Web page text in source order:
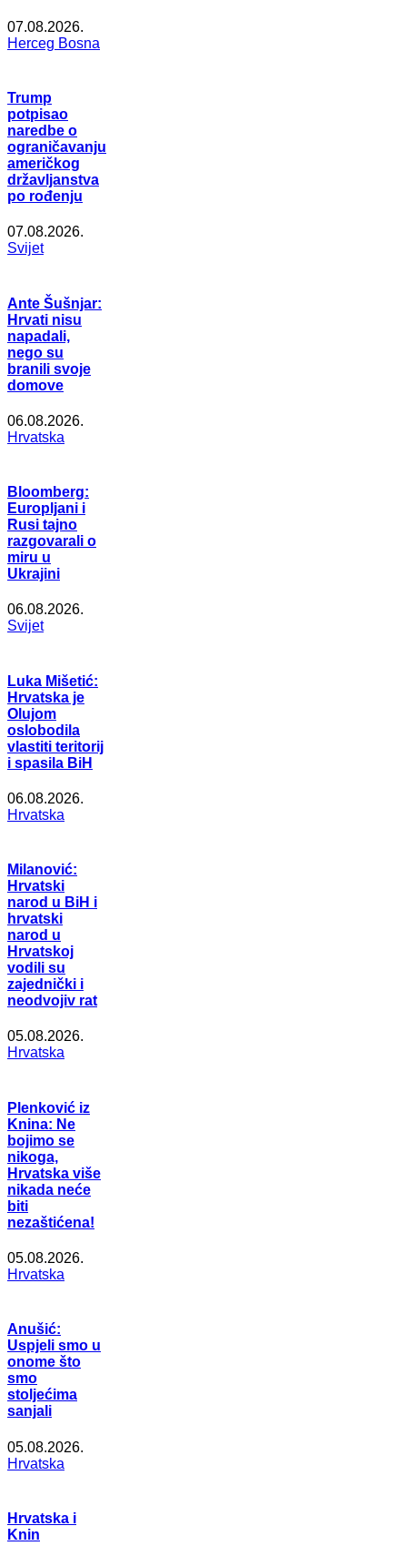
07.08.2026.
Herceg Bosna
Trump
potpisao
naredbe o
ograničavanju
američkog
državljanstva
po rođenju
07.08.2026.
Svijet
Ante Šušnjar:
Hrvati nisu
napadali,
nego su
branili svoje
domove
06.08.2026.
Hrvatska
Bloomberg:
Europljani i
Rusi tajno
razgovarali o
miru u
Ukrajini
06.08.2026.
Svijet
Luka Mišetić:
Hrvatska je
Olujom
oslobodila
vlastiti teritorij
i spasila BiH
06.08.2026.
Hrvatska
Milanović:
Hrvatski
narod u BiH i
hrvatski
narod u
Hrvatskoj
vodili su
zajednički i
neodvojiv rat
05.08.2026.
Hrvatska
Plenković iz
Knina: Ne
bojimo se
nikoga,
Hrvatska više
nikada neće
biti
nezaštićena!
05.08.2026.
Hrvatska
Anušić:
Uspjeli smo u
onome što
smo
stoljećima
sanjali
05.08.2026.
Hrvatska
Hrvatska i
Knin